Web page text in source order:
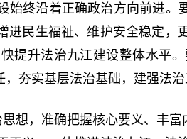
终沿着正确政治方向前进
民生福祉、维护安全稳定
提升法治九江建设整体水平
夯实基层法治基础，建强法
想，准确把握核心要义、丰